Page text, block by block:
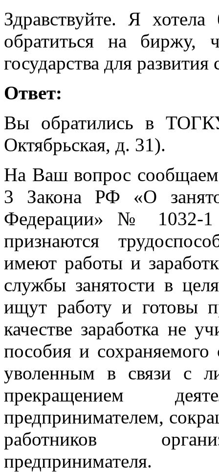
Здравствуйте. Я
обратиться на биржу,
государства для развития
Ответ:
Вы обратились в
Октябрьская, д. 31).
На Ваш вопрос сообщаем,
3 Закона РФ «О
Федерации» № 1032-1
признаются
имеют работы и
службы занятости в
ищут работу и готовы
качестве заработка не
пособия и сохраняемого
уволенным в связи с
прекращением
предпринимателем,
работников
предпринимателя.